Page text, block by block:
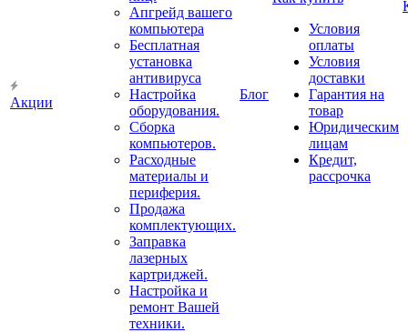
Акции
Апгрейд вашего
компьютера
Бесплатная
установка
антивируса
Настройка
оборудования.
Сборка
компьютеров.
Расходные
материалы и
периферия.
Продажа
комплектующих.
Заправка
лазерных
картриджей.
Настройка и
ремонт Вашей
техники.
Блог
Условия
оплаты
Условия
доставки
Гарантия на
товар
Юридическим
лицам
Кредит,
рассрочка